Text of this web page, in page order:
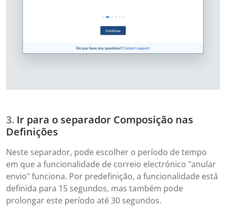
Ir para o separador Composição nas
Definições
Neste separador, pode escolher o período de tempo
em que a funcionalidade de correio electrónico "anular
envio" funciona. Por predefinição, a funcionalidade está
definida para 15 segundos, mas também pode
prolongar este período até 30 segundos.